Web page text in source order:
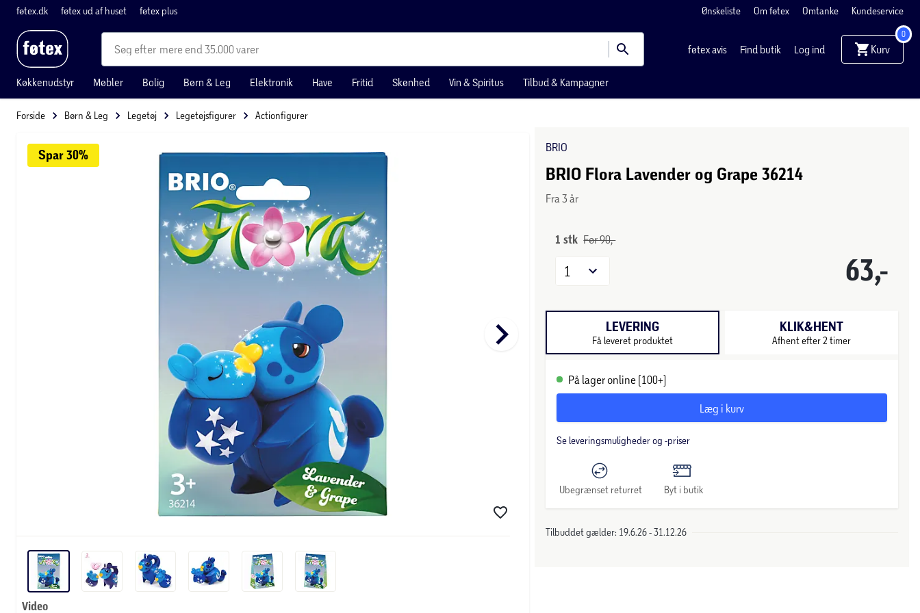
føtex.dk føtex ud af huset føtex plus Ønskeliste Om føtex Omtanke Kundeservice
mere end 35.000 varer føtex avis Find butik Log ind Kurv
0
Køkkenudstyr Møbler Bolig Børn & Leg Elektronik Have Fritid Skønhed Vin & Spiritus Tilbud & Kampagner
Forside Børn & Leg Legetøj Legetøjsfigurer Actionfigurer
Spar 30%
keyboard_arrow_right
Video
BRIO
BRIO Flora Lavender og Grape 36214
Fra 3 år
1 stk Før 90,-
63,-
1
LEVERING
Få leveret produktet
KLIK&HENT
Afhent efter 2 timer
På lager online (100+)
Læg i kurv
Se leveringsmuligheder og -priser
Ubegrænset returret Byt i butik
Tilbuddet gælder: 19.6.26 - 31.12.26